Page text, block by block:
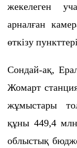
жекелеген
арналған
өткізу
Сондай-ақ,
Жомарт
жұмыстары
құны 449,4
облыстық